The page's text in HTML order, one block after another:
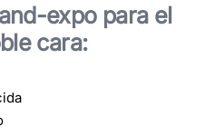
expo para el
cara: